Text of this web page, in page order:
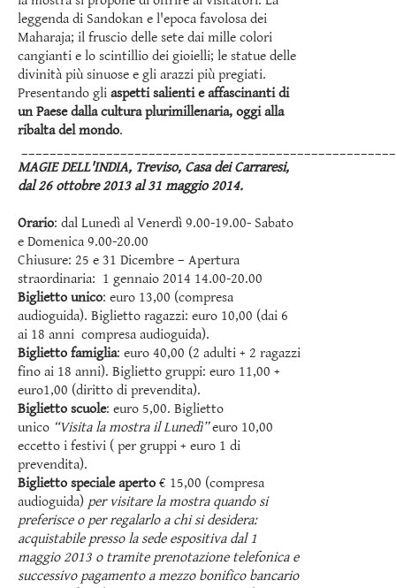
leggenda di Sandokan e l'epoca favolosa dei
Maharaja; il fruscio delle sete dai mille colori
cangianti e lo scintillio dei gioielli; le statue delle
divinità più sinuose e gli arazzi più pregiati.
Presentando gli aspetti salienti e affascinanti di
un Paese dalla cultura plurimillenaria, oggi alla
ribalta del mondo.
MAGIE DELL'INDIA, Treviso, Casa dei Carraresi,
dal 26 ottobre 2013 al 31 maggio 2014.
Orario: dal Lunedì al Venerdì 9.00-19.00- Sabato
e Domenica 9.00-20.00
Chiusure: 25 e 31 Dicembre – Apertura
straordinaria: 1 gennaio 2014 14.00-20.00
Biglietto unico: euro 13,00 (compresa
audioguida). Biglietto ragazzi: euro 10,00 (dai 6
ai 18 anni compresa audioguida).
Biglietto famiglia: euro 40,00 (2 adulti + 2 ragazzi
fino ai 18 anni). Biglietto gruppi: euro 11,00 +
euro1,00 (diritto di prevendita).
Biglietto scuole: euro 5,00. Biglietto
unico “Visita la mostra il Lunedì”euro 10,00
eccetto i festivi ( per gruppi + euro 1 di
prevendita).
Biglietto speciale aperto € 15,00 (compresa
audioguida) per visitare la mostra quando si
preferisce o per regalarlo a chi si desidera:
acquistabile presso la sede espositiva dal 1
maggio 2013 o tramite prenotazione telefonica e
successivo pagamento a mezzo bonifico bancario